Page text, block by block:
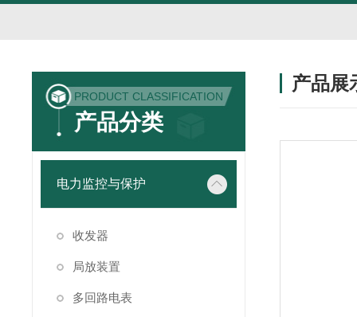
产品展
PRODUCT CLASSIFICATION
产品分类
电力监控与保护
收发器
局放装置
多回路电表